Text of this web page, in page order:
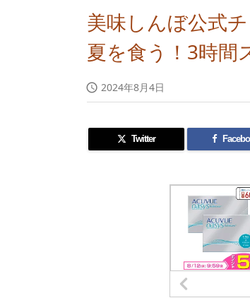
美味しんぼ公式
夏を食う！3時間
 2024年8月4日
Twitter